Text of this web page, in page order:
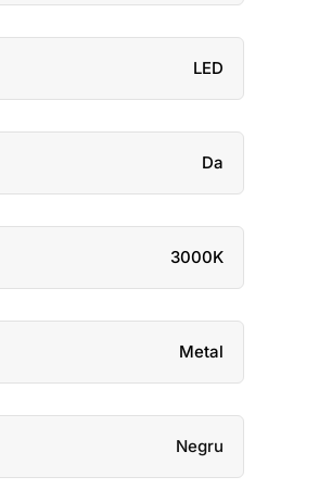
LED
Da
3000K
Metal
Negru